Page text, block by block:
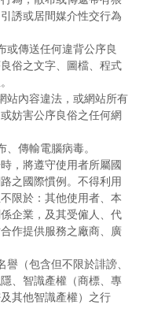
誘或居間媒介性交行為
或傳送任何違背公序良
俗之文字、圖檔、程式
站內容違法，或網站所有
妨害公序良俗之任何網
、傳輸電腦病毒。
，將遵守使用者所屬國
之國際慣例。不得利用
限於：其他使用者、本
企業，及其受僱人、代
作提供服務之廠商、廣
譽（包含但不限於誹謗、
、智識產權（商標、專
其他智識產權）之行